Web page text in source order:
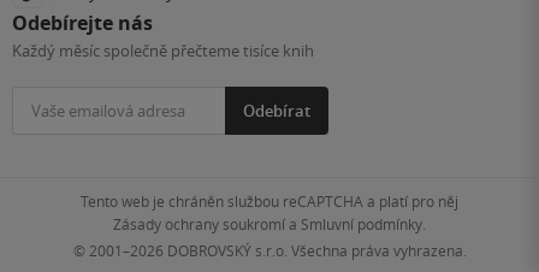
Odebírejte nás
Každý měsíc společně přečteme tisíce knih
Odebírat
Tento web je chráněn službou reCAPTCHA a platí pro něj
Zásady ochrany soukromía Smluvní podmínky
© 2001–2026 DOBROVSKÝ s.r.o. Všechna práva vyhrazena.